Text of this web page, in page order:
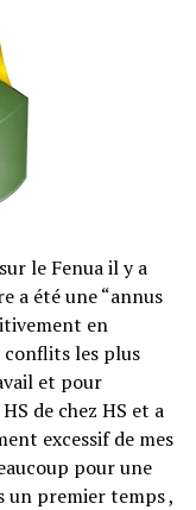
le Fenua il y a
a été une “annus
en
conflits les plus
et pour
de chez HS et a
excessif de mes
pour une
un premier temps ,